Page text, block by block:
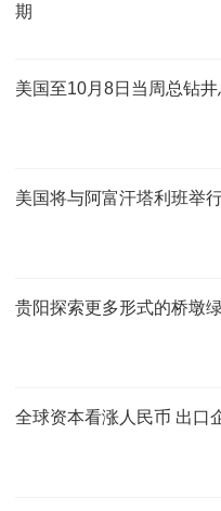
期
美国至10月8日当周总钻
美国将与阿富汗塔利班举
贵阳探索更多形式的桥墩
全球资本看涨人民币 出口